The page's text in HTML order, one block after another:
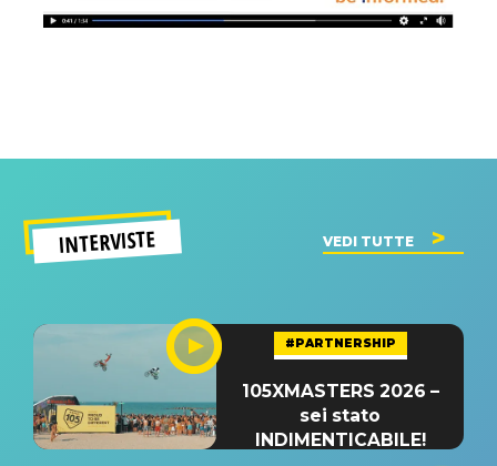
INTERVISTE VEDI TUTTE
#PARTNERSHIP
105XMASTERS 2026 –
sei stato
INDIMENTICABILE!